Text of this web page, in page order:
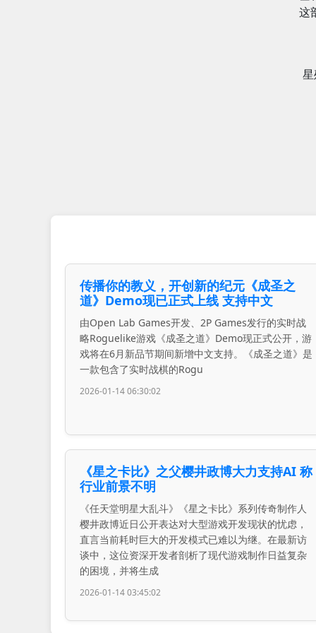
这
传播你的教义，开创新的纪元《成圣之
道》Demo现已正式上线 支持中文
由Open Lab Games开发、2P Games发行的实时战
略Roguelike游戏《成圣之道》Demo现正式公开，游
戏将在6月新品节期间新增中文支持。《成圣之道》是
一款包含了实时战棋的Rogu
2026-01-14 06:30:02
《星之卡比》之父樱井政博大力支持AI 称
行业前景不明
《任天堂明星大乱斗》《星之卡比》系列传奇制作人
樱井政博近日公开表达对大型游戏开发现状的忧虑，
直言当前耗时巨大的开发模式已难以为继。在最新访
谈中，这位资深开发者剖析了现代游戏制作日益复杂
的困境，并将生成
2026-01-14 03:45:02